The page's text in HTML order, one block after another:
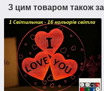
З цим товаром також